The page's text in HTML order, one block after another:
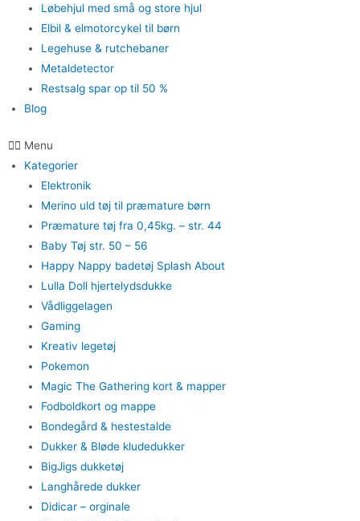
Løbehjul med små og store hjul
Elbil & elmotorcykel til børn
Legehuse & rutchebaner
Metaldetector
Restsalg spar op til 50 %
Blog
Menu
Kategorier
Elektronik
Merino uld tøj til præmature børn
Præmature tøj fra 0,45kg. – str. 44
Baby Tøj str. 50 – 56
Happy Nappy badetøj Splash About
Lulla Doll hjertelydsdukke
Vådliggelagen
Gaming
Kreativ legetøj
Pokemon
Magic The Gathering kort & mapper
Fodboldkort og mappe
Bondegård & hestestalde
Dukker & Bløde kludedukker
BigJigs dukketøj
Langhårede dukker
Didicar – orginale